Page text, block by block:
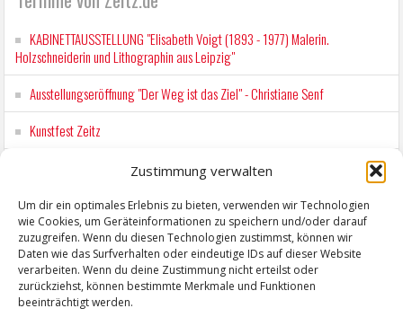
Zustimmung verwalten
Um dir ein optimales Erlebnis zu bieten, verwenden wir Technologien
wie Cookies, um Geräteinformationen zu speichern und/oder darauf
zuzugreifen. Wenn du diesen Technologien zustimmst, können wir
Daten wie das Surfverhalten oder eindeutige IDs auf dieser Website
verarbeiten. Wenn du deine Zustimmung nicht erteilst oder
zurückziehst, können bestimmte Merkmale und Funktionen
beeinträchtigt werden.
KABINETTAUSSTELLUNG "Elisabeth Voigt (1893 - 1977) Malerin.
Holzschneiderin und Lithographin aus Leipzig"
Ausstellungseröffnung "Der Weg ist das Ziel" - Christiane Senf
Kunstfest Zeitz
Mit der Drahtseilbahn zur ZENTRALSTATION
Kunstfest Zeitz